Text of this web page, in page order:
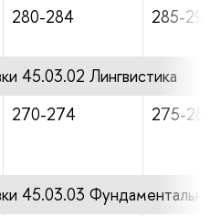
280-284 285-294
45.03.02 Лингвистика
270-274 275-284
45.03.03